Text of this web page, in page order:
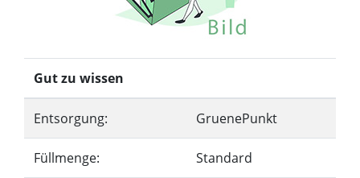
Gut zu wissen
Entsorgung: GruenePunkt
Füllmenge: Standard